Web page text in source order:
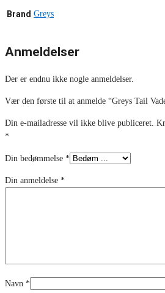
Brand Greys
Anmeldelser
Der er endnu ikke nogle anmeldelser.
Vær den første til at anmelde “Greys Tail
Din e-mailadresse vil ikke blive publiceret.
*
Din bedømmelse *
Din anmeldelse *
Navn *